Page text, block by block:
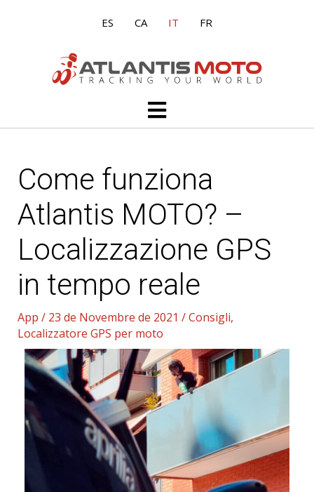
ES CA IT FR
Main
Menu
Come funziona
Atlantis MOTO? –
Localizzazione GPS
in tempo reale
App / 23 de Novembre de 2021 /Consigli,
Localizzatore GPS per moto